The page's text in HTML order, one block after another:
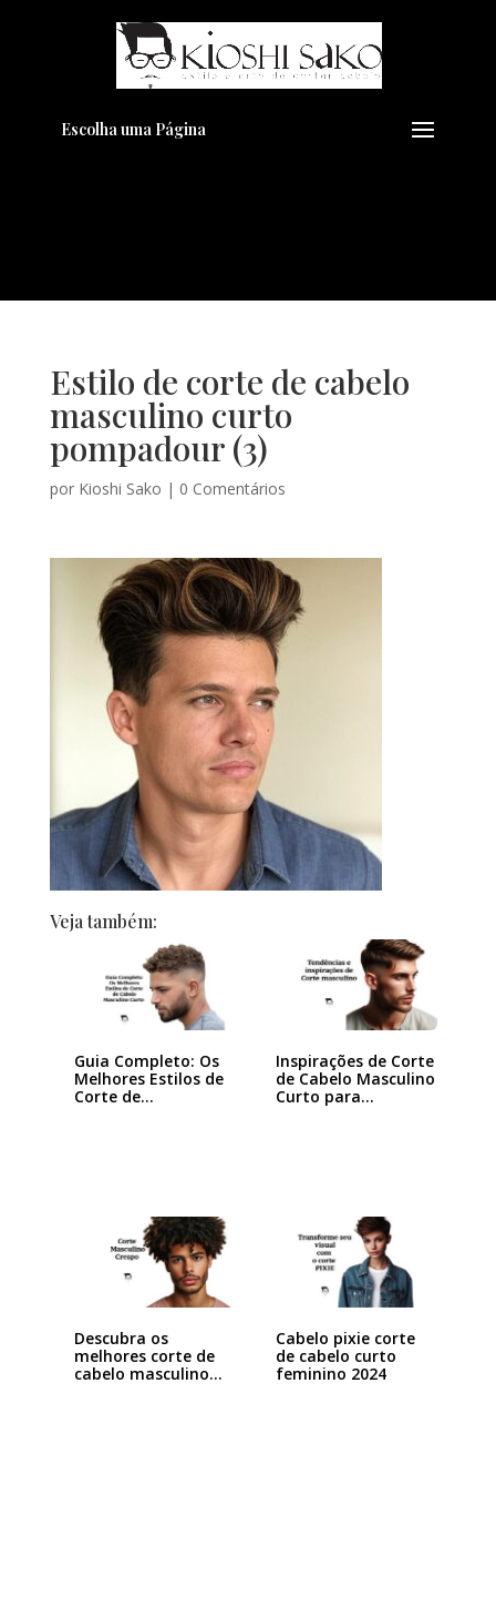
Escolha uma Página
Estilo de corte de cabelo
masculino curto
pompadour (3)
por Kioshi Sako | 0 Comentários
Veja também:
Guia Completo: Os
Melhores Estilos de
Corte de…
Inspirações de Corte
de Cabelo Masculino
Curto para…
Descubra os
melhores corte de
cabelo masculino…
Cabelo pixie corte
de cabelo curto
feminino 2024
Pensando em transformar seu
Visual??